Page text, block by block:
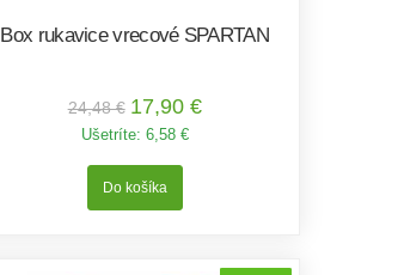
Box rukavice vrecové SPARTAN
24,48 € 17,90 €
Ušetríte: 6,58 €